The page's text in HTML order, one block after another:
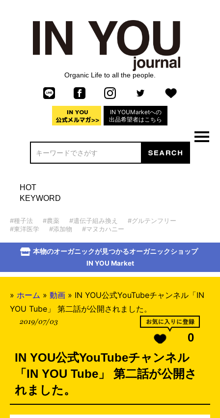
Organic Life to all the people.
IN YOUMarketへの
出品希望者はこちら
HOT
KEYWORD
#種子法 #農薬 #遺伝子組み換え
#グルテンフリー
#東洋医学
#添加物 #マヌカハニー
本物のオーガニックが見つかるオーガニックショップ
IN YOU Market
» ホーム » 動画 » IN YOU公式YouTubeチャンネル「IN
YOU Tube」 第二話が公開されました。
2019/07/03
0
IN YOU公式YouTubeチャンネル
「IN YOU Tube」 第二話が公開さ
れました。